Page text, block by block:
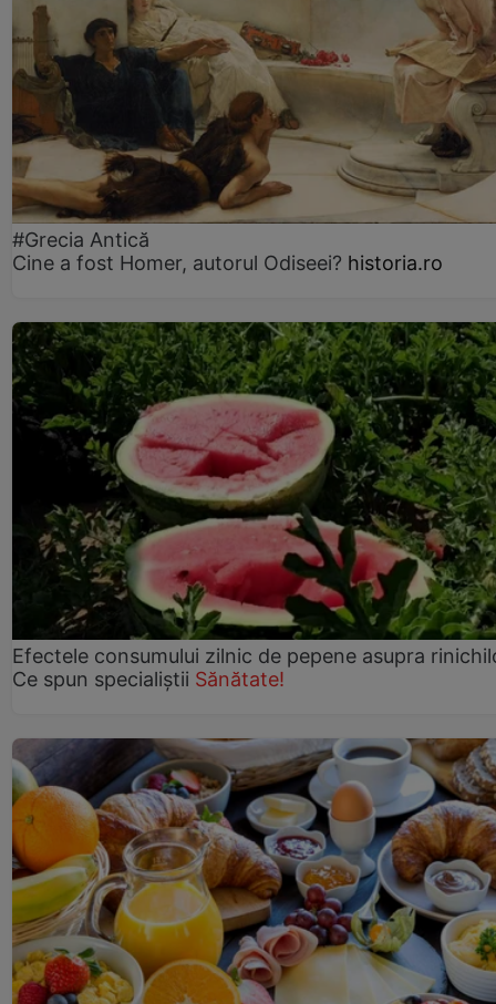
#Grecia Antică
Cine a fost Homer, autorul Odiseei? historia.ro
Efectele consumului zilnic de pepene asupra
Ce spun specialiștii Sănătate!